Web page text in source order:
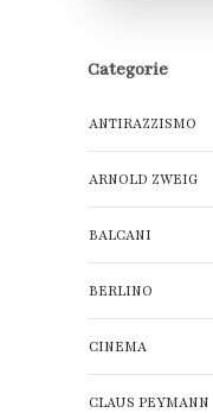
Categorie
ANTIRAZZISMO
ARNOLD ZWEIG
BALCANI
BERLINO
CINEMA
CLAUS PEYMANN